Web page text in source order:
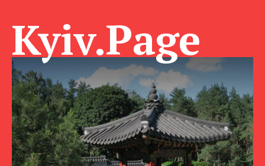
Kyiv.Page